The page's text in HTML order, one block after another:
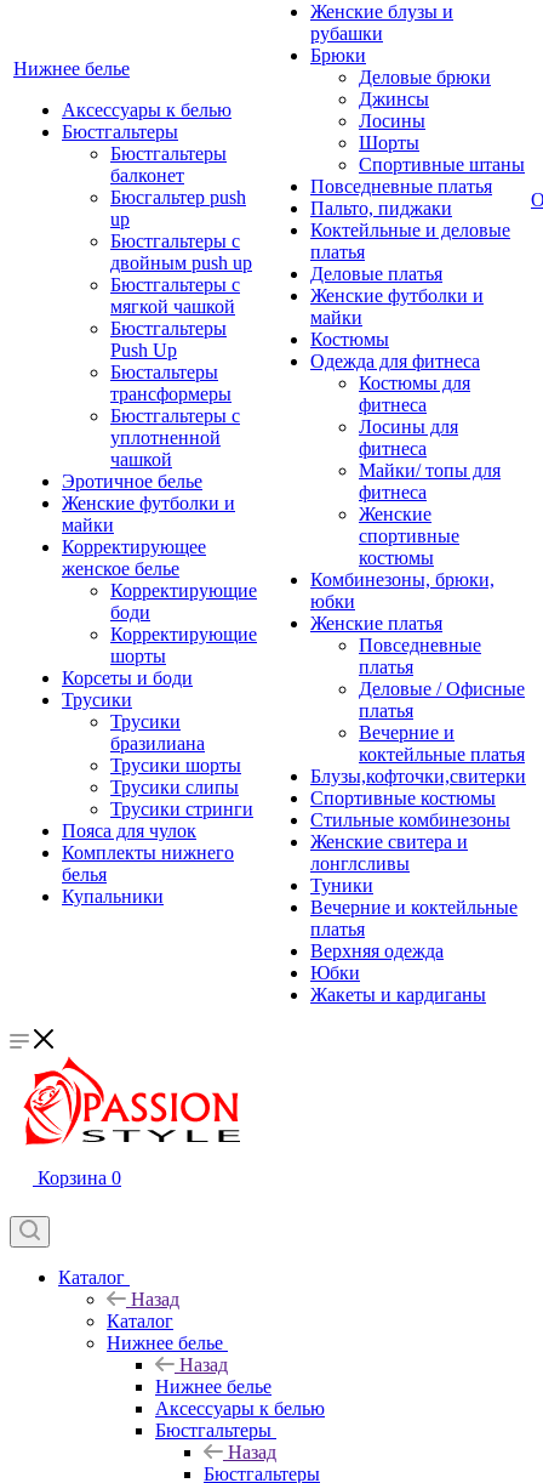
Нижнее белье
Аксессуары к белью
Бюстгальтеры
Бюстгальтеры
балконет
Бюсгальтер push
up
Бюстгальтеры с
двойным push up
Бюстгальтеры с
мягкой чашкой
Бюстгальтеры
Push Up
Бюстальтеры
трансформеры
Бюстгальтеры с
уплотненной
чашкой
Эротичное белье
Женские футболки и
майки
Корректирующее
женское белье
Корректирующие
боди
Корректирующие
шорты
Корсеты и боди
Трусики
Трусики
бразилиана
Трусики шорты
Трусики слипы
Трусики стринги
Пояса для чулок
Комплекты нижнего
белья
Купальники
Женские блузы и
рубашки
Брюки
Деловые брюки
Джинсы
Лосины
Шорты
Спортивные штаны
Повседневные платья
Пальто, пиджаки
Коктейльные и деловые
платья
Деловые платья
Женские футболки и
майки
Костюмы
Одежда для фитнеса
Костюмы для
фитнеса
Лосины для
фитнеса
Майки/ топы для
фитнеса
Женские
спортивные
костюмы
Комбинезоны, брюки,
юбки
Женские платья
Повседневные
платья
Деловые / Офисные
платья
Вечерние и
коктейльные платья
Блузы,кофточки,свитерки
Спортивные костюмы
Стильные комбинезоны
Женские свитера и
лонглсливы
Туники
Вечерние и коктейльные
платья
Верхняя одежда
Юбки
Жакеты и кардиганы
Корзина 0
Каталог
Назад
Каталог
Нижнее белье
Назад
Нижнее белье
Аксессуары к белью
Бюстгальтеры
Назад
Бюстгальтеры